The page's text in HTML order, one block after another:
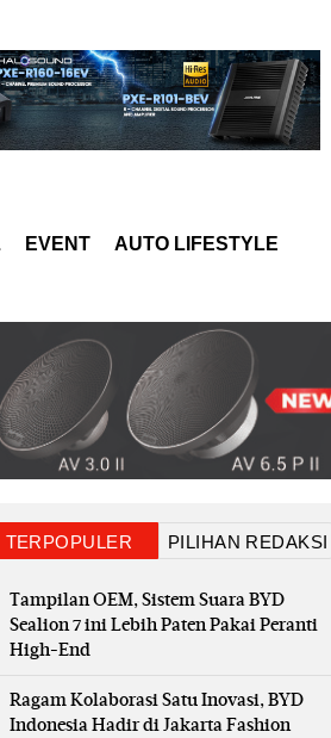
EVENT AUTO LIFESTYLE
TERPOPULER PILIHAN REDAKSI
Tampilan OEM, Sistem Suara BYD
Sealion 7 ini Lebih Paten Pakai Peranti
High-End
Ragam Kolaborasi Satu Inovasi, BYD
Indonesia Hadir di Jakarta Fashion